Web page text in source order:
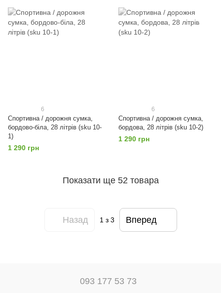
6
Спортивна / дорожня сумка,
бордово-біла, 28 літрів (sku 10-
1)
1 290 грн
6
Спортивна / дорожня сумка,
бордова, 28 літрів (sku 10-2)
1 290 грн
Показати ще 52 товара
Назад 1 з 3 Вперед
093 177 53 73